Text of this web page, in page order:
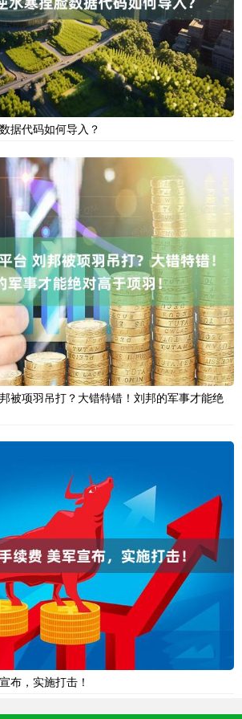
据代码如何导入？
被项羽吊打？大错特错！刘邦的军事才能绝
布，实施打击！